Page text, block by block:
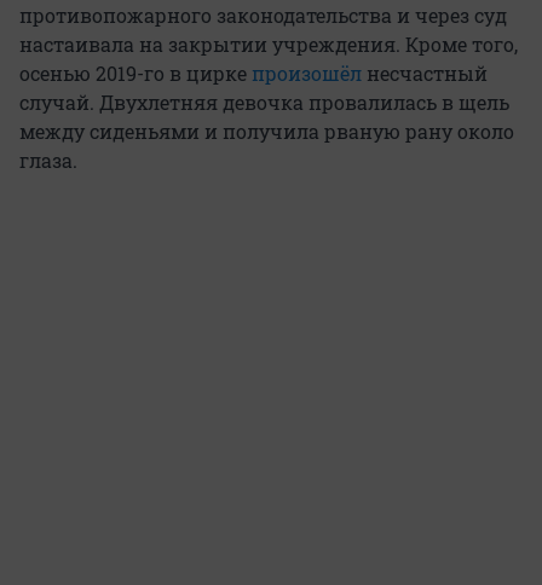
противопожарного законодательства и через суд
настаивала на закрытии учреждения. Кроме того,
осенью 2019-го в цирке произошёл несчастный
случай. Двухлетняя девочка провалилась в щель
между сиденьями и получила рваную рану около
глаза.